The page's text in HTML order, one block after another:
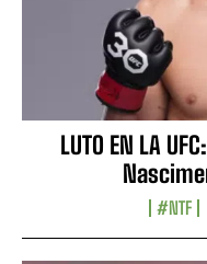
LUTO EN LA
#NTF